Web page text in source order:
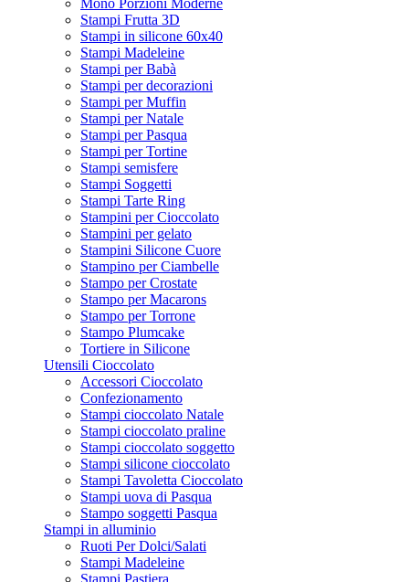
Mono Porzioni Moderne
Stampi Frutta 3D
Stampi in silicone 60x40
Stampi Madeleine
Stampi per Babà
Stampi per decorazioni
Stampi per Muffin
Stampi per Natale
Stampi per Pasqua
Stampi per Tortine
Stampi semisfere
Stampi Soggetti
Stampi Tarte Ring
Stampini per Cioccolato
Stampini per gelato
Stampini Silicone Cuore
Stampino per Ciambelle
Stampo per Crostate
Stampo per Macarons
Stampo per Torrone
Stampo Plumcake
Tortiere in Silicone
Utensili Cioccolato
Accessori Cioccolato
Confezionamento
Stampi cioccolato Natale
Stampi cioccolato praline
Stampi cioccolato soggetto
Stampi silicone cioccolato
Stampi Tavoletta Cioccolato
Stampi uova di Pasqua
Stampo soggetti Pasqua
Stampi in alluminio
Ruoti Per Dolci/Salati
Stampi Madeleine
Stampi Pastiera